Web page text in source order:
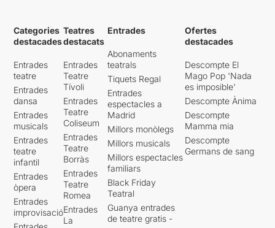
Categories
destacades
Entrades
teatre
Entrades
dansa
Entrades
musicals
Entrades
teatre
infantil
Entrades
òpera
Entrades
improvisació
Teatres
destacats
Entrades
Teatre
Tívoli
Entrades
Teatre
Coliseum
Entrades
Teatre
Borràs
Entrades
Teatre
Romea
Entrades
La
Entrades
Abonaments
teatrals
Tiquets Regal
Entrades
espectacles a
Madrid
Millors monòlegs
Millors musicals
Millors espectacles
familiars
Black Friday
Teatral
Guanya entrades
de teatre gratis -
Ofertes
destacades
Descompte El
Mago Pop 'Nada
es imposible'
Descompte Ànima
Descompte
Mamma mia
Descompte
Germans de sang